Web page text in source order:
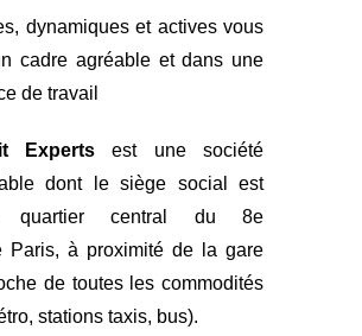
dynamiques et actives vous
cadre agréable et dans une
de travail
Experts est une société
dont le siège social est
central du 8e
Paris, à proximité de la gare
de toutes les commodités
stations taxis, bus).